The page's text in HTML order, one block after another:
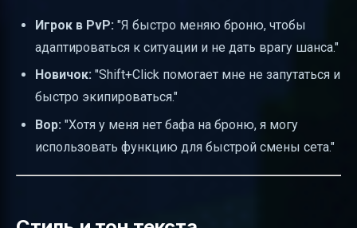
Игрок в PvP: "Я быстро меняю броню, чтобы
адаптироваться к ситуации и не дать врагу шанса."
Новичок: "Shift+Click помогает мне не запутаться и
быстро экипироваться."
Вор: "Хотя у меня нет бафа на броню, я могу
использовать функцию для быстрой смены сета."